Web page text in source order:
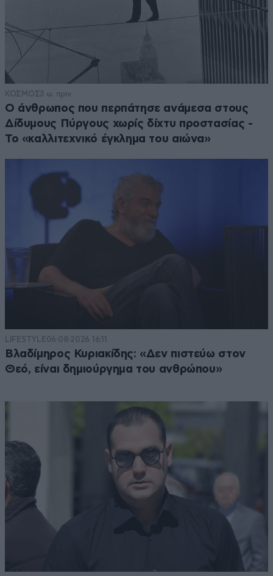
ΚΟΣΜΟΣ3 ω. πριν
Ο άνθρωπος που περπάτησε ανάμεσα στους
Δίδυμους Πύργους χωρίς δίχτυ προστασίας -
Το «καλλιτεχνικό έγκλημα του αιώνα»
LIFESTYLE06·08·2026 16:11
Βλαδίμηρος Κυριακίδης: «Δεν πιστεύω στον
Θεό, είναι δημιούργημα του ανθρώπου»